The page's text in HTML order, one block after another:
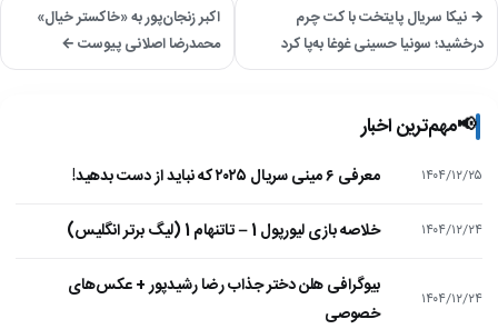
→ نیکا سریال پایتخت با کت چرم
درخشید؛ سونیا حسینی غوغا به‌پا کرد
اکبر زنجان‌پور به «خاکستر خیال»
محمدرضا اصلانی پیوست ←
📢مهم‌ترین اخبار
۱۴۰۴/۱۲/۲۵ معرفی ۶ مینی سریال ۲۰۲۵ که نباید از دست بدهید!
۱۴۰۴/۱۲/۲۴ خلاصه بازی لیورپول 1 – تاتنهام 1 (لیگ برتر انگلیس)
۱۴۰۴/۱۲/۲۴
بیوگرافی هلن دختر جذاب رضا رشیدپور + عکس‌های
خصوصی